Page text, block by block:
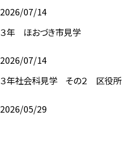
2026/07/14
３年 ほおづき市見学
2026/07/14
３年社会科見学 その２ 区役所
2026/05/29